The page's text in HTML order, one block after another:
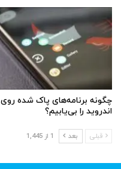
چگونه برنامه‌های پاک شده روی
اندروید را بی‌یابیم؟
قبلی بعد 1 از 1,445